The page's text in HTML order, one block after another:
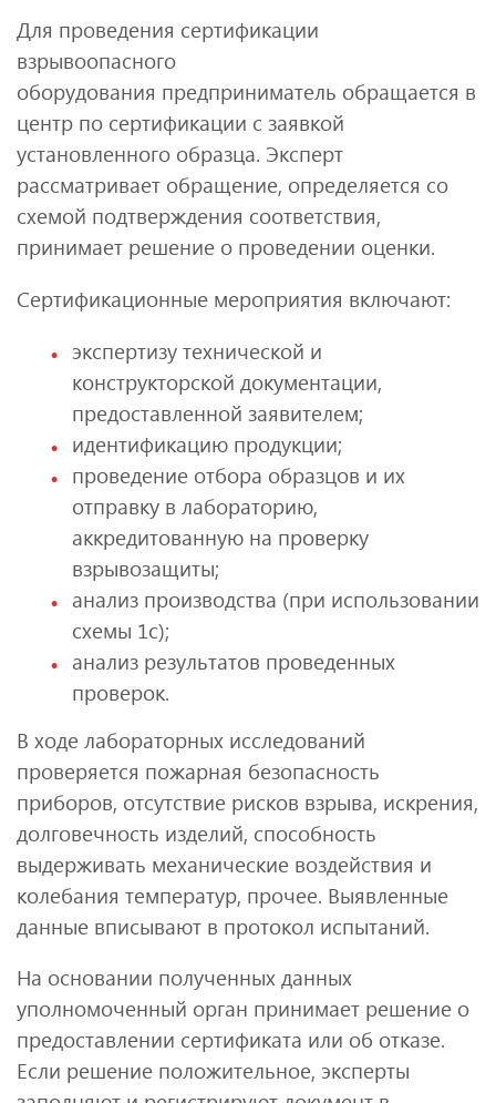
Для проведения сертификации
взрывоопасного
оборудования предприниматель обращается в
центр по сертификации с заявкой
установленного образца. Эксперт
рассматривает обращение, определяется со
схемой подтверждения соответствия,
принимает решение о проведении оценки.
Сертификационные мероприятия включают:
экспертизу технической и
конструкторской документации,
предоставленной заявителем;
идентификацию продукции;
проведение отбора образцов и их
отправку в лабораторию,
аккредитованную на проверку
взрывозащиты;
анализ производства (при использовании
схемы 1с);
анализ результатов проведенных
проверок.
В ходе лабораторных исследований
проверяется пожарная безопасность
приборов, отсутствие рисков взрыва, искрения,
долговечность изделий, способность
выдерживать механические воздействия и
колебания температур, прочее. Выявленные
данные вписывают в протокол испытаний.
На основании полученных данных
уполномоченный орган принимает решение о
предоставлении сертификата или об отказе.
Если решение положительное, эксперты